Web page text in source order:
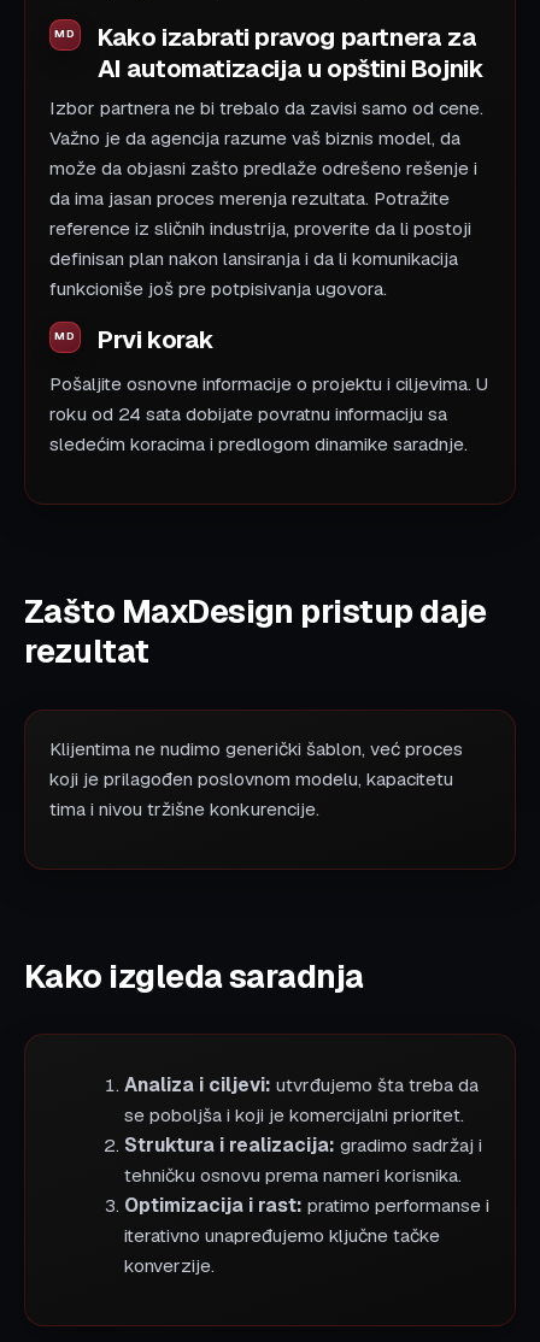
Kako izabrati pravog partnera za
AI automatizacija u opštini Bojnik
Izbor partnera ne bi trebalo da zavisi samo od cene.
Važno je da agencija razume vaš biznis model, da
može da objasni zašto predlaže odrešeno rešenje i
da ima jasan proces merenja rezultata. Potražite
reference iz sličnih industrija, proverite da li postoji
definisan plan nakon lansiranja i da li komunikacija
funkcioniše još pre potpisivanja ugovora.
Prvi korak
Pošaljite osnovne informacije o projektu i ciljevima. U
roku od 24 sata dobijate povratnu informaciju sa
sledećim koracima i predlogom dinamike saradnje.
Zašto MaxDesign pristup daje
rezultat
Klijentima ne nudimo generički šablon, već proces
koji je prilagođen poslovnom modelu, kapacitetu
tima i nivou tržišne konkurencije.
Kako izgleda saradnja
Analiza i ciljevi: utvrđujemo šta treba da
se poboljša i koji je komercijalni prioritet.
Struktura i realizacija: gradimo sadržaj i
tehničku osnovu prema nameri korisnika.
Optimizacija i rast: pratimo performanse i
iterativno unapređujemo ključne tačke
konverzije.